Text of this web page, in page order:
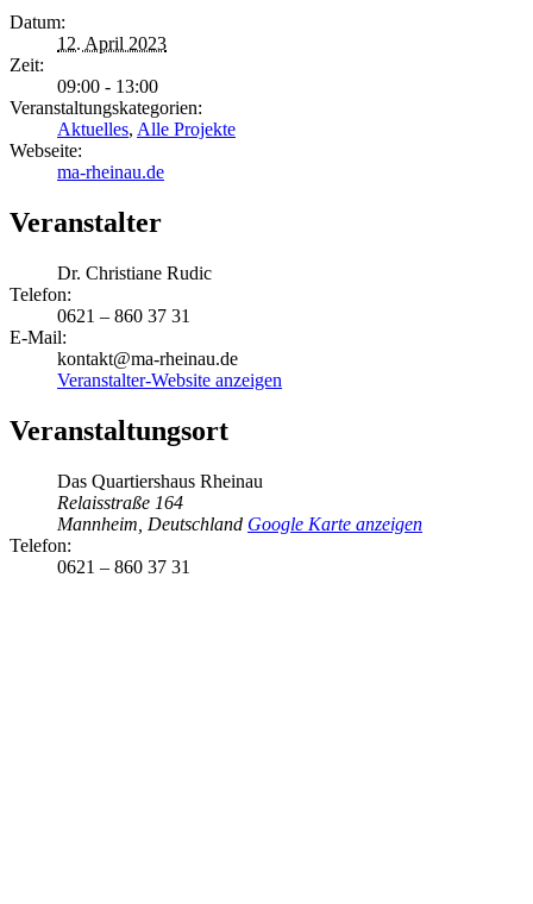
Datum:
12. April 2023
Zeit:
09:00 - 13:00
Veranstaltungskategorien:
Aktuelles, Alle Projekte
Webseite:
ma-rheinau.de
Veranstalter
Dr. Christiane Rudic
Telefon:
0621 – 860 37 31
E-Mail:
kontakt@ma-rheinau.de
Veranstalter-Website anzeigen
Veranstaltungsort
Das Quartiershaus Rheinau
Relaisstraße 164
Mannheim Deutschland Google Karte anzeigen
Telefon:
0621 – 860 37 31